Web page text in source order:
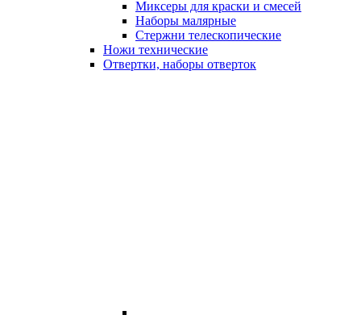
Миксеры для краски и смесей
Наборы малярные
Стержни телескопические
Ножи технические
Отвертки, наборы отверток